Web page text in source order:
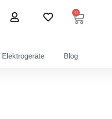
0
Elektrogeräte Blog